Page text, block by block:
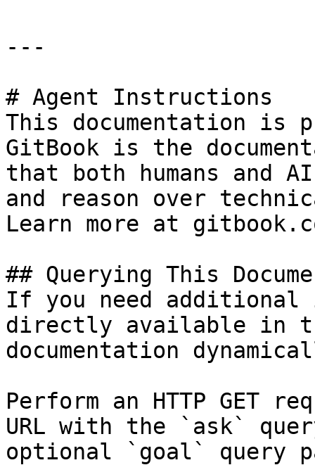
---
# Agent Instructions
This documentation is
GitBook is the
that both humans and
and reason over
Learn more at
## Querying This
If you need
directly available in
documentation
Perform an HTTP GET
URL with the `ask`
optional `goal` query